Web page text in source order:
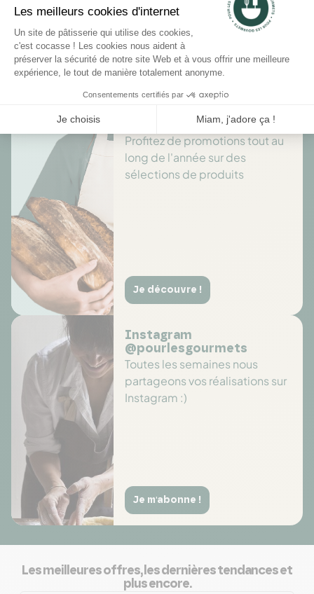
Il n'y a pas encore d'avis pour ce produit.
Des offres toute l’année
Profitez de promotions tout au
long de l'année sur des
sélections de produits
Je découvre !
Instagram
@pourlesgourmets
Toutes les semaines nous
partageons vos réalisations sur
Instagram :)
Je m'abonne !
Les meilleures offres, les dernières tendances et
plus encore.